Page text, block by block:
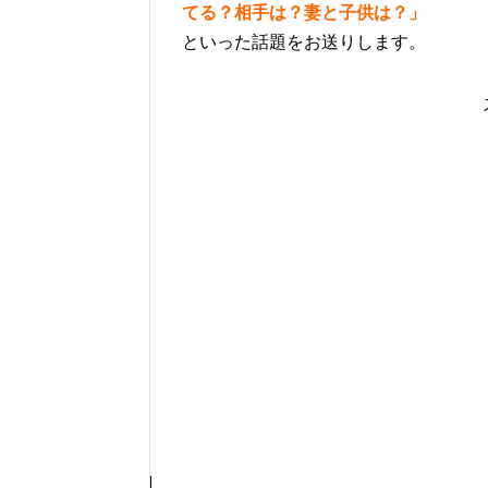
てる？相手は？妻と子供は？」
といった話題をお送りします。